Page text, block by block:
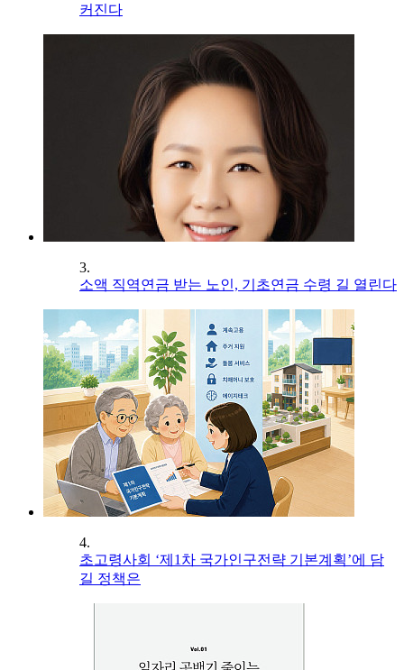
커진다
3.
소액 직역연금 받는 노인, 기초연금 수령 길 열린다
4.
초고령사회 ‘제1차 국가인구전략 기본계획’에 담
길 정책은